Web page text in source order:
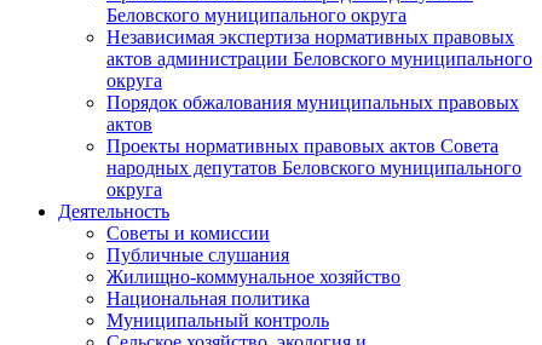
Беловского муниципального округа
Независимая экспертиза нормативных правовых
актов администрации Беловского муниципального
округа
Порядок обжалования муниципальных правовых
актов
Проекты нормативных правовых актов Совета
народных депутатов Беловского муниципального
округа
Деятельность
Советы и комиссии
Публичные слушания
Жилищно-коммунальное хозяйство
Национальная политика
Муниципальный контроль